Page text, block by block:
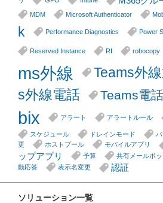
MDM
Microsoft Authenticator
k
Performance Diagnostics Power
Reserved Instance RI robocopy
ms外線
Teams外
s外線電話
Teams電話
bix
アラート アラートルール
スケジュール ドレインモード
更
ホストプール モバイルアプリ
ップアプリ
予算 共有メールボッ
動応答
表示名変更 認証
ソリューション一覧